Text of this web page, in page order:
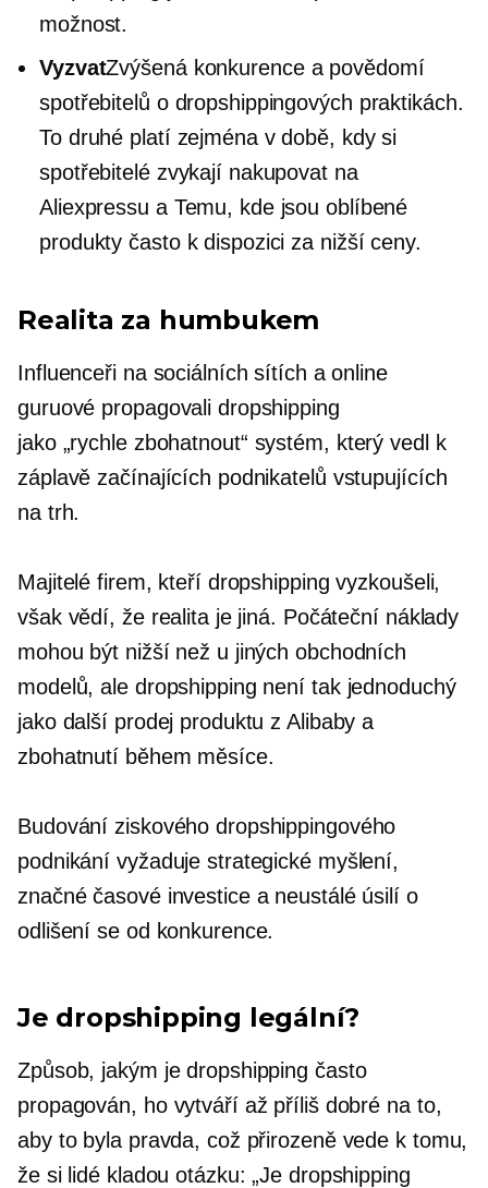
možnost.
VyzvatZvýšená konkurence a povědomí
spotřebitelů o dropshippingových praktikách.
To druhé platí zejména v době, kdy si
spotřebitelé zvykají nakupovat na
Aliexpressu a Temu, kde jsou oblíbené
produkty často k dispozici za nižší ceny.
Realita za humbukem
Influenceři na sociálních sítích a online
guruové propagovali dropshipping
jako „rychle zbohatnout“ systém, který vedl k
záplavě začínajících podnikatelů vstupujících
na trh.
Majitelé firem, kteří dropshipping vyzkoušeli,
však vědí, že realita je jiná. Počáteční náklady
mohou být nižší než u jiných obchodních
modelů, ale dropshipping není tak jednoduchý
jako další prodej produktu z Alibaby a
zbohatnutí během měsíce.
Budování ziskového dropshippingového
podnikání vyžaduje strategické myšlení,
značné časové investice a neustálé úsilí o
odlišení se od konkurence.
Je dropshipping legální?
Způsob, jakým je dropshipping často
propagován, ho vytváří až příliš dobré na to,
aby to byla pravda, což přirozeně vede k tomu,
že si lidé kladou otázku: „Je dropshipping